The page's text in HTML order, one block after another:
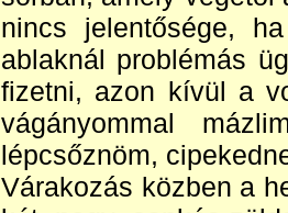
nincs jelentősége,
ablaknál problémás
fizetni, azon kívül a
vágányommal
lépcsőznöm,
Várakozás közben a